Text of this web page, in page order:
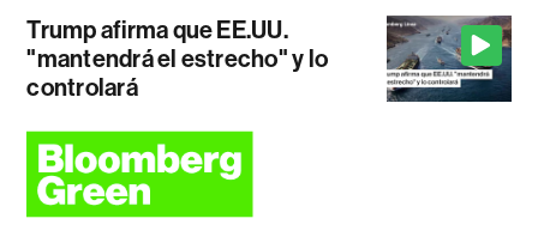
Trump afirma que EE.UU.
"mantendrá el estrecho" y lo
controlará